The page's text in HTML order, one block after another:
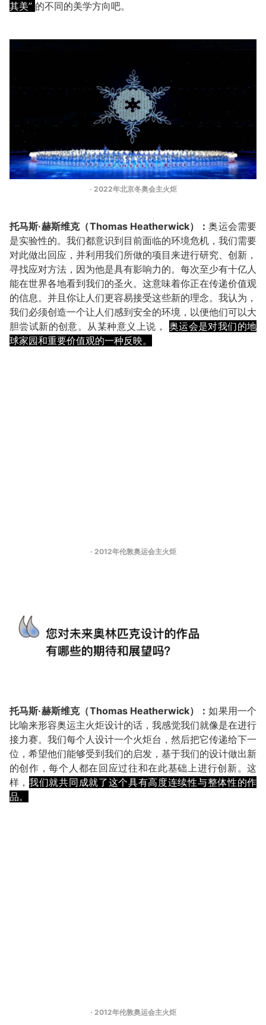
其美” 的不同的美学方向吧。
· 2022年北京冬奥会主火炬
托马斯·赫斯维克（Thomas Heatherwick）：奥运会需要
是实验性的。我们都意识到目前面临的环境危机，我们需要
对此做出回应，并利用我们所做的项目来进行研究、创新，
寻找应对方法，因为他是具有影响力的。每次至少有十亿人
能在世界各地看到我们的圣火。这意味着你正在传递价值观
的信息。并且你让人们更容易接受这些新的理念。我认为，
我们必须创造一个让人们感到安全的环境，以便他们可以大
胆尝试新的创意。从某种意义上说， 奥运会是对我们的地
球家园和重要价值观的一种反映。
· 2012年伦敦奥运会主火炬
托马斯·赫斯维克（Thomas Heatherwick）：如果用一个
比喻来形容奥运主火炬设计的话，我感觉我们就像是在进行
接力赛。我们每个人设计一个火炬台，然后把它传递给下一
位，希望他们能够受到我们的启发，基于我们的设计做出新
的创作，每个人都在回应过往和在此基础上进行创新。这
样，我们就共同成就了这个具有高度连续性与整体性的作
品。
· 2012年伦敦奥运会主火炬